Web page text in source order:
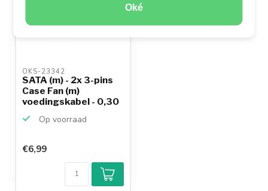
Oké
OKS-23342
SATA (m) - 2x 3-pins
Case Fan (m)
voedingskabel - 0,30
Op voorraad
€6,99